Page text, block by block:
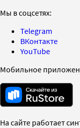
Мы в соцсетях:
Telegram
ВКонтакте
YouTube
Мобильное
На сайте работает